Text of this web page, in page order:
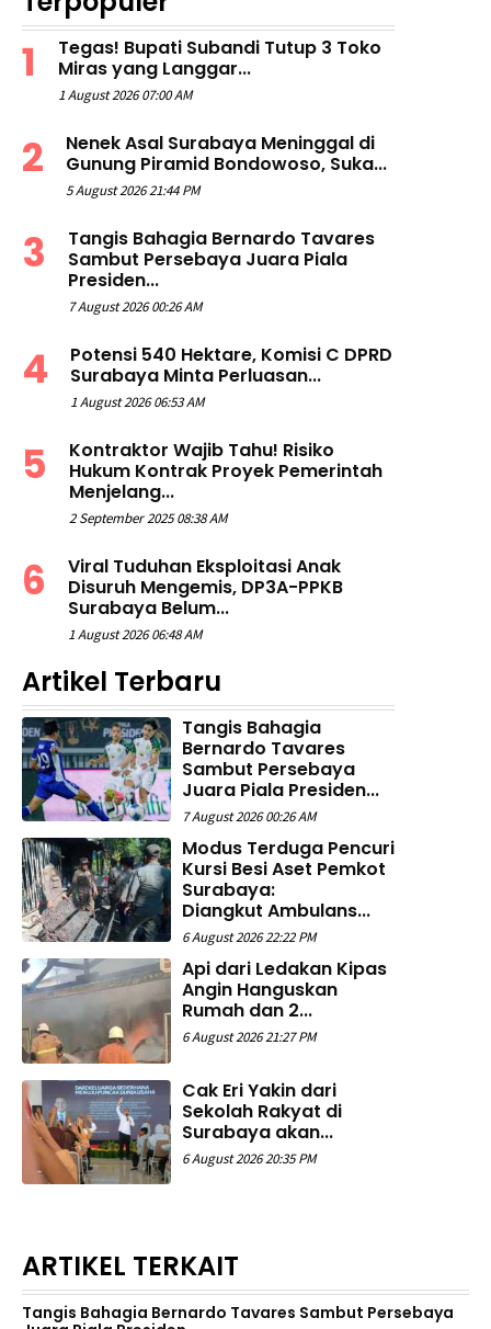
Tegas! Bupati Subandi Tutup 3 Toko
Miras yang Langgar...
1 August 2026 07:00 AM
Nenek Asal Surabaya Meninggal di
Gunung Piramid Bondowoso, Suka...
5 August 2026 21:44 PM
Tangis Bahagia Bernardo Tavares
Sambut Persebaya Juara Piala
Presiden...
7 August 2026 00:26 AM
Potensi 540 Hektare, Komisi C DPRD
Surabaya Minta Perluasan...
1 August 2026 06:53 AM
Kontraktor Wajib Tahu! Risiko
Hukum Kontrak Proyek Pemerintah
Menjelang...
2 September 2025 08:38 AM
Viral Tuduhan Eksploitasi Anak
Disuruh Mengemis, DP3A-PPKB
Surabaya Belum...
1 August 2026 06:48 AM
Artikel Terbaru
Tangis Bahagia
Bernardo Tavares
Sambut Persebaya
Juara Piala Presiden...
7 August 2026 00:26 AM
Modus Terduga Pencuri
Kursi Besi Aset Pemkot
Surabaya:
Diangkut Ambulans...
6 August 2026 22:22 PM
Api dari Ledakan Kipas
Angin Hanguskan
Rumah dan 2...
6 August 2026 21:27 PM
Cak Eri Yakin dari
Sekolah Rakyat di
Surabaya akan...
6 August 2026 20:35 PM
ARTIKEL TERKAIT
Tangis Bahagia Bernardo Tavares Sambut Persebaya